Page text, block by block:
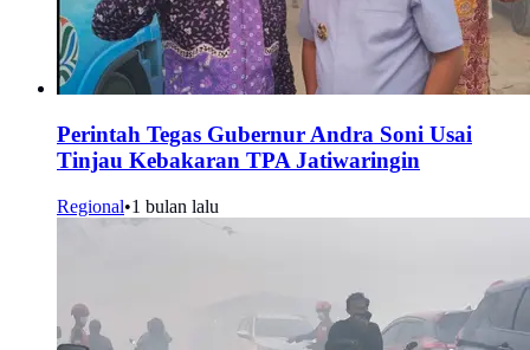
Perintah Tegas Gubernur Andra Soni Usai
Tinjau Kebakaran TPA Jatiwaringin
Regional•1 bulan lalu